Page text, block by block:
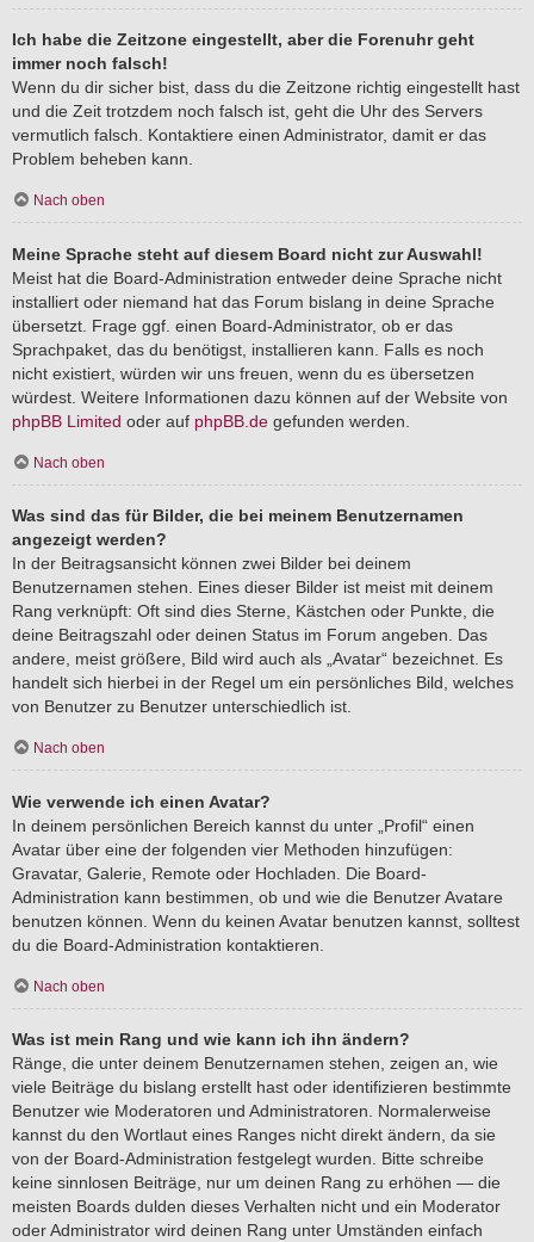
Ich habe die Zeitzone eingestellt, aber die Forenuhr geht
immer noch falsch!
Wenn du dir sicher bist, dass du die Zeitzone richtig eingestellt hast
und die Zeit trotzdem noch falsch ist, geht die Uhr des Servers
vermutlich falsch. Kontaktiere einen Administrator, damit er das
Problem beheben kann.
Nach oben
Meine Sprache steht auf diesem Board nicht zur Auswahl!
Meist hat die Board-Administration entweder deine Sprache nicht
installiert oder niemand hat das Forum bislang in deine Sprache
übersetzt. Frage ggf. einen Board-Administrator, ob er das
Sprachpaket, das du benötigst, installieren kann. Falls es noch
nicht existiert, würden wir uns freuen, wenn du es übersetzen
würdest. Weitere Informationen dazu können auf der Website von
phpBB Limited oder auf phpBB.de gefunden werden.
Nach oben
Was sind das für Bilder, die bei meinem Benutzernamen
angezeigt werden?
In der Beitragsansicht können zwei Bilder bei deinem
Benutzernamen stehen. Eines dieser Bilder ist meist mit deinem
Rang verknüpft: Oft sind dies Sterne, Kästchen oder Punkte, die
deine Beitragszahl oder deinen Status im Forum angeben. Das
andere, meist größere, Bild wird auch als „Avatar“ bezeichnet. Es
handelt sich hierbei in der Regel um ein persönliches Bild, welches
von Benutzer zu Benutzer unterschiedlich ist.
Nach oben
Wie verwende ich einen Avatar?
In deinem persönlichen Bereich kannst du unter „Profil“ einen
Avatar über eine der folgenden vier Methoden hinzufügen:
Gravatar, Galerie, Remote oder Hochladen. Die Board-
Administration kann bestimmen, ob und wie die Benutzer Avatare
benutzen können. Wenn du keinen Avatar benutzen kannst, solltest
du die Board-Administration kontaktieren.
Nach oben
Was ist mein Rang und wie kann ich ihn ändern?
Ränge, die unter deinem Benutzernamen stehen, zeigen an, wie
viele Beiträge du bislang erstellt hast oder identifizieren bestimmte
Benutzer wie Moderatoren und Administratoren. Normalerweise
kannst du den Wortlaut eines Ranges nicht direkt ändern, da sie
von der Board-Administration festgelegt wurden. Bitte schreibe
keine sinnlosen Beiträge, nur um deinen Rang zu erhöhen — die
meisten Boards dulden dieses Verhalten nicht und ein Moderator
oder Administrator wird deinen Rang unter Umständen einfach